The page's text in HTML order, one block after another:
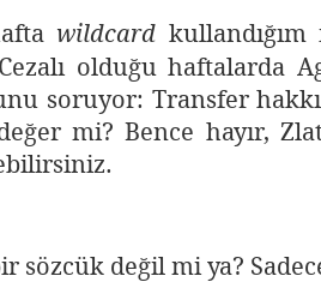
wildcard
olduğu haftalarda
soruyor: Transfer
mi? Bence hayır,
sözcük değil mi ya?